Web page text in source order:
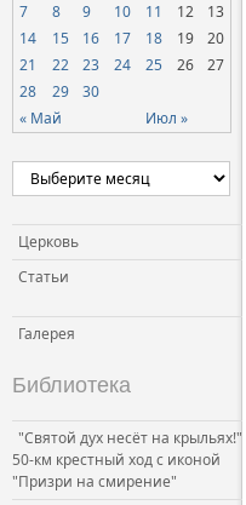
« Май Июл »
7
8 9 10 11 12
13
14
15 16 17 18 19
20
21
22 23 24 25 26
27
28
29 30
Церковь
Статьи
Галерея
Библиотека
"Святой дух несёт на крыльях!"
50-км крестный ход с иконой
"Призри на смирение"